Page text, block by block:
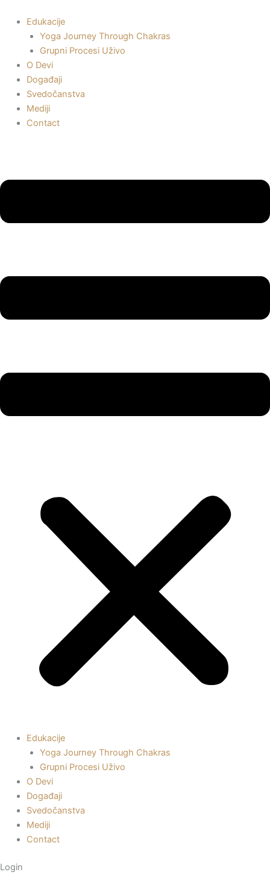
садржај
Edukacije
Yoga Journey Through Chakras
Grupni Procesi Uživo
O Devi
Događaji
Svedočanstva
Mediji
Contact
Edukacije
Yoga Journey Through Chakras
Grupni Procesi Uživo
O Devi
Događaji
Svedočanstva
Mediji
Contact
Login